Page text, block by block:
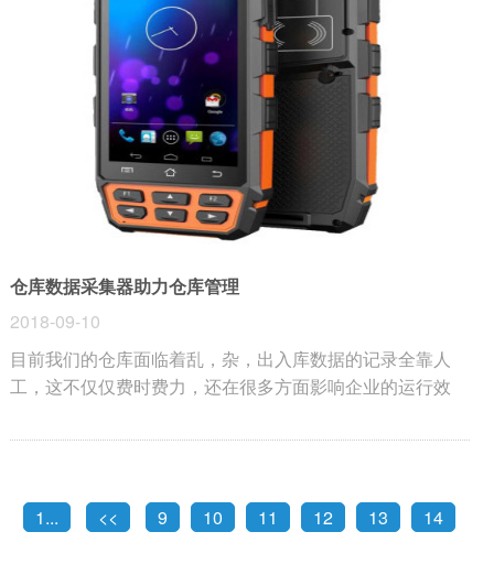
仓库数据采集器助力仓库管理
2018-09-10
目前我们的仓库面临着乱，杂，出入库数据的记录全靠人
工，这不仅仅费时费力，还在很多方面影响企业的运行效
减少资金。
1... << 9 10 11 12 13 14